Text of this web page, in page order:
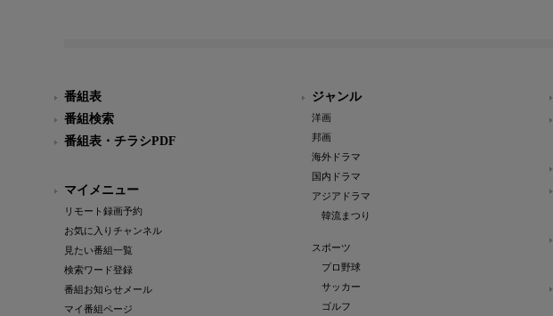
番組表
番組検索
番組表・チラシPDF
マイメニュー
リモート録画予約
お気に入りチャンネル
見たい番組一覧
検索ワード登録
番組お知らせメール
マイ番組ページ
ジャンル
洋画
邦画
海外ドラマ
国内ドラマ
アジアドラマ
韓流まつり
スポーツ
プロ野球
サッカー
ゴルフ